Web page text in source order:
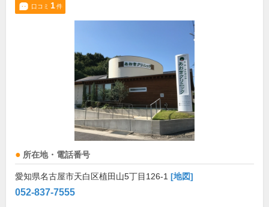
口コミ 1件
所在地・電話番号
愛知県名古屋市天白区植田山5丁目126-1 [地図]
052-837-7555